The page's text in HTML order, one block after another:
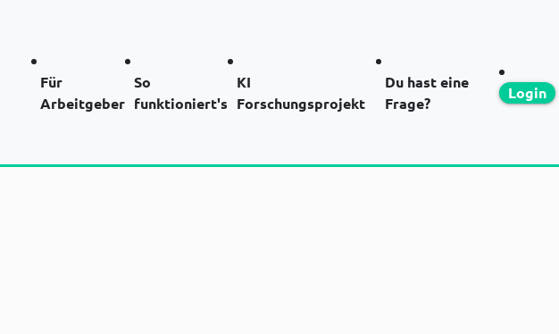
Für
Arbeitgeber
So
funktioniert's
KI
Forschungsprojekt
Du hast eine
Frage?
Login